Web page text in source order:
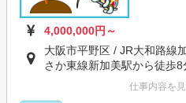
4,000,000円～
大阪市平野区 / JR大和路線
さか東線新加美駅から徒歩8
仕事内容を